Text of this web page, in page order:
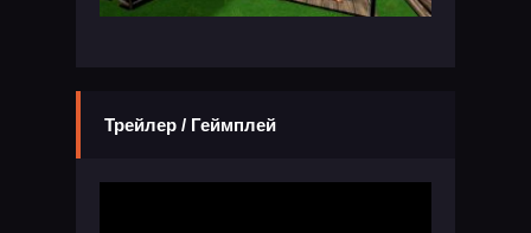
Трейлер / Геймплей